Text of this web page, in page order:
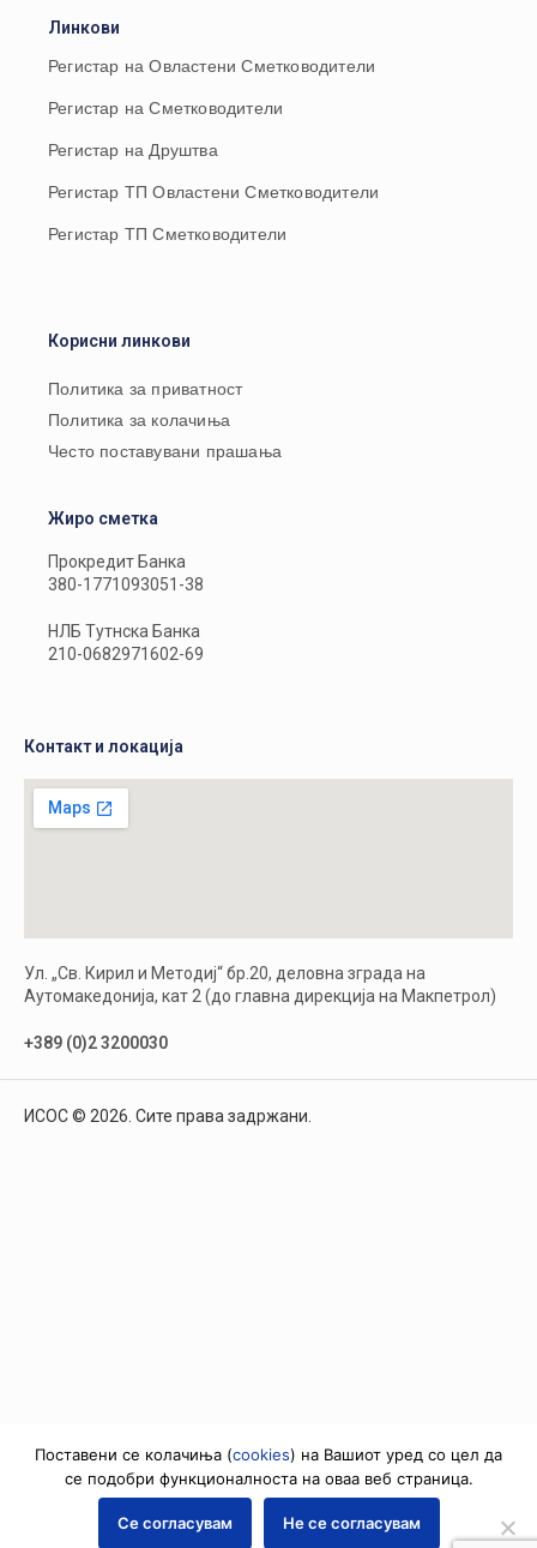
Линкови
Регистар на Овластени Сметководители
Регистар на Сметководители
Регистар на Друштва
Регистар ТП Овластени Сметководители
Регистар ТП Сметководители
Корисни линкови
Политика за приватност
Политика за колачиња
Често поставувани прашања
Жиро сметка
Прокредит Банка
380-1771093051-38
НЛБ Тутнска Банка
210-0682971602-69
Контакт и локација
Ул. „Св. Кирил и Методиј“ бр.20, деловна зграда на
Аутомакедонија, кат 2 (до главна дирекција на Макпетрол)
+389 (0)2 3200030
ИСОС © 2026. Сите права задржани.
Поставени се колачиња (cookies) на Вашиот уред со цел да
се подобри функционалноста на оваа веб страница.
Се согласувам Не се согласувам